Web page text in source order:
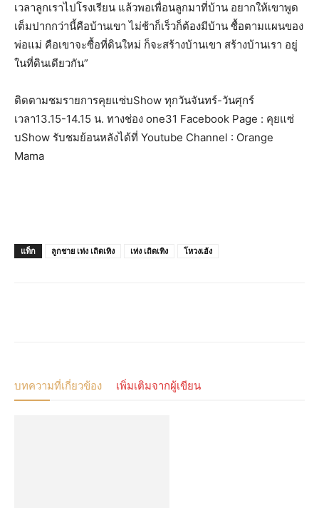
เวลาลูกเราไปโรงเรียน แล้วพอเพื่อนลูกมาที่บ้าน อยากให้เขาพูด
เต็มปากกว่านี้คือบ้านเขา ไม่ช้าก็เร็วก็ต้องมีบ้าน ซื้อตามแผนของ
พ่อแม่ คือเขาจะซื้อที่ดินใหม่ ก็จะสร้างบ้านเขา สร้างบ้านเรา อยู่
ในที่ดินเดียวกัน”
ติดตามชมรายการคุยแซ่บShow ทุกวันจันทร์-วันศุกร์
เวลา13.15-14.15 น. ทางช่อง one31 Facebook Page : คุยแซ่
บShow รับชมย้อนหลังได้ที่ Youtube Channel : Orange
Mama
แท็ก ลูกชาย เท่ง เถิดเทิง เท่ง เถิดเทิง โหวงเฮ้ง
บทความที่เกี่ยวข้อง เพิ่มเติมจากผู้เขียน